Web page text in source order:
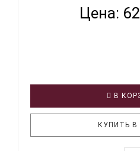
Цена:
В
КУПИТЬ В